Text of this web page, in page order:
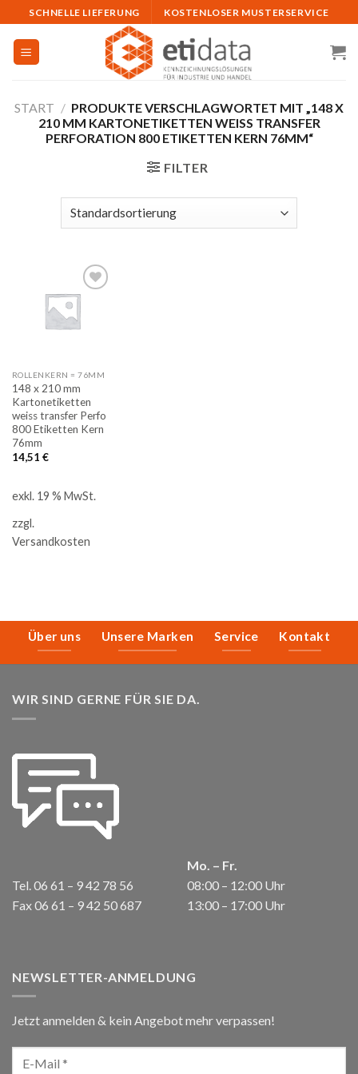
to
content
SCHNELLE LIEFERUNG KOSTENLOSER MUSTERSERVICE
START / PRODUKTE VERSCHLAGWORTET MIT „148 X
210 MM KARTONETIKETTEN WEISS TRANSFER
PERFORATION 800 ETIKETTEN KERN 76MM“
FILTER
die
ROLLENKERN = 76MM
148 x 210 mm
Kartonetiketten
weiss transfer Perfo
800 Etiketten Kern
76mm
14,51 €
exkl. 19 % MwSt.
zzgl.
Versandkosten
Über uns Unsere Marken Service Kontakt
WIR SIND GERNE FÜR SIE DA.
Tel. 06 61 – 9 42 78 56
Fax 06 61 – 9 42 50 687
Mo. – Fr.
08:00 – 12:00 Uhr
13:00 – 17:00 Uhr
NEWSLETTER-ANMELDUNG
Jetzt anmelden & kein Angebot mehr verpassen!